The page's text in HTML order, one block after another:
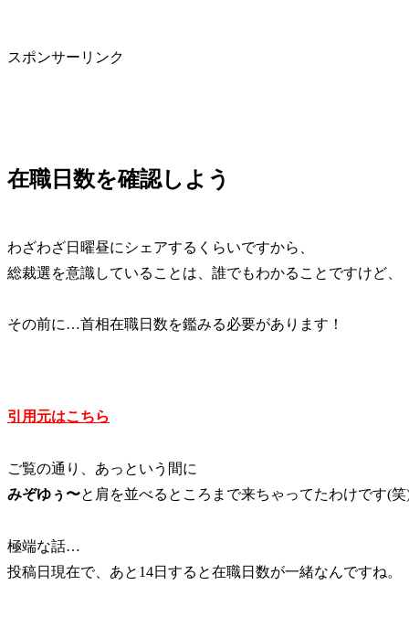
スポンサーリンク
在職日数を確認しよう
わざわざ日曜昼にシェアするくらいですから、
総裁選を意識していることは、誰でもわかることですけど、
その前に…首相在職日数を鑑みる必要があります！
引用元はこちら
ご覧の通り、あっという間に
みぞゆぅ〜と肩を並べるところまで来ちゃってたわけです(笑
極端な話…
投稿日現在で、あと14日すると在職日数が一緒なんですね。